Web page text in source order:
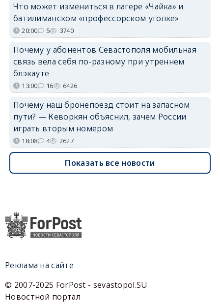
Что может измениться в лагере «Чайка» и
батилиманском «профессорском уголке»
20:00 5 3740
Почему у абонентов Севастополя мобильная
связь вела себя по-разному при утреннем
блэкауте
13:00 16 6426
Почему наш бронепоезд стоит на запасном
пути? — Кеворкян объяснил, зачем России
играть вторым номером
18:08 4 2627
Показать все новости
Реклама на сайте
© 2007-2025 ForPost - sevastopol.SU
Новостной портал